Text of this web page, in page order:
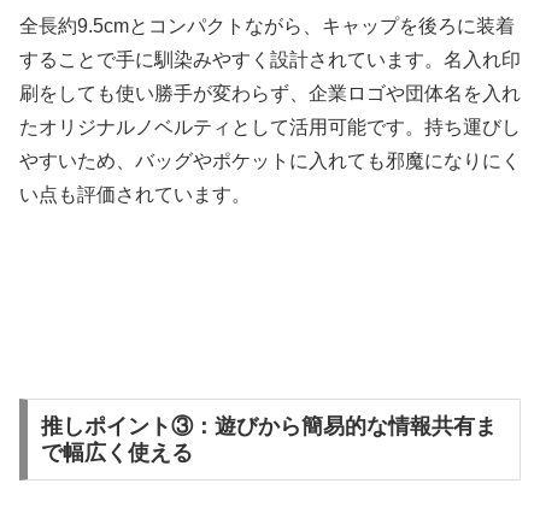
全長約9.5cmとコンパクトながら、キャップを後ろに装着
することで手に馴染みやすく設計されています。名入れ印
刷をしても使い勝手が変わらず、企業ロゴや団体名を入れ
たオリジナルノベルティとして活用可能です。持ち運びし
やすいため、バッグやポケットに入れても邪魔になりにく
い点も評価されています。
推しポイント③：遊びから簡易的な情報共有ま
で幅広く使える